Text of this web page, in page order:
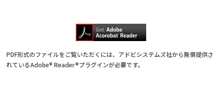
PDF形式のファイルをご覧いただくには、アドビシステムズ社から無償提供さ
れているAdobe® Reader®プラグインが必要です。